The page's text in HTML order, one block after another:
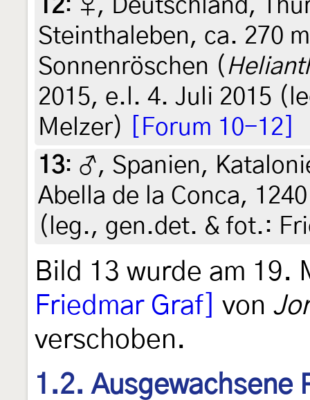
12: ♀, Deutschland,
Steinthaleben, ca. 270
Sonnenröschen (
2015, e.l. 4. Juli 2015
Melzer)
[Forum 10-12]
13: ♂, Spanien,
Abella de la Conca,
(leg., gen.det. & fot.:
Bild 13 wurde am 19.
Friedmar Graf]
von
verschoben.
1.2. Ausgewachsene